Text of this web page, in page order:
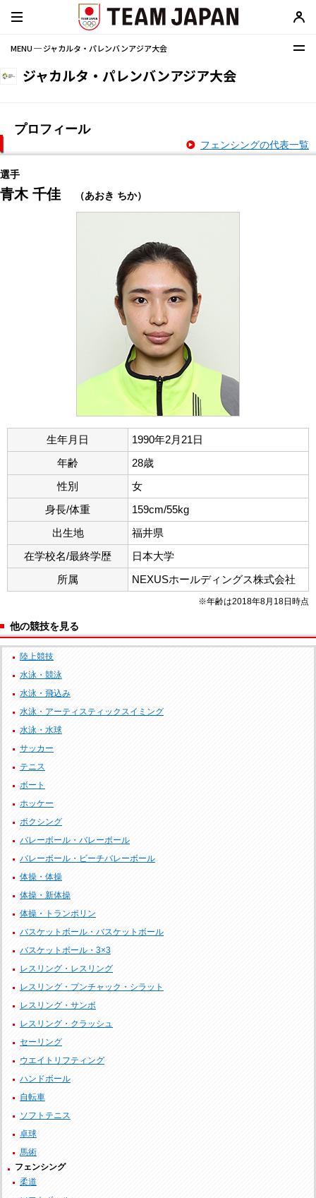
MENU ─ ジャカルタ・パレンバンアジア大会
ジャカルタ・パレンバンアジア大会
プロフィール
フェンシングの代表一覧
選手
青木 千佳 （あおき ちか）
生年月日
1990年2月21日
年齢
28歳
性別
女
身長/体重
159cm/55kg
出生地
福井県
在学校名/最終学歴
日本大学
所属
NEXUSホールディングス株式会社
※年齢は2018年8月18日時点
他の競技を見る
陸上競技
水泳・競泳
水泳・飛込み
水泳・アーティスティックスイミング
水泳・水球
サッカー
テニス
ボート
ホッケー
ボクシング
バレーボール・バレーボール
バレーボール・ビーチバレーボール
体操・体操
体操・新体操
体操・トランポリン
バスケットボール・バスケットボール
バスケットボール・3×3
レスリング・レスリング
レスリング・プンチャック・シラット
レスリング・サンボ
レスリング・クラッシュ
セーリング
ウエイトリフティング
ハンドボール
自転車
ソフトテニス
卓球
馬術
フェンシング
柔道